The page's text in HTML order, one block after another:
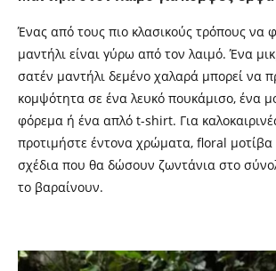
Ένας από τους πιο κλασικούς τρόπους να
μαντήλι είναι γύρω από τον λαιμό. Ένα
σατέν μαντήλι δεμένο χαλαρά μπορεί να
κομψότητα σε ένα λευκό πουκάμισο, ένα
φόρεμα ή ένα απλό t-shirt. Για
προτιμήστε έντονα χρώματα, floral μοτίβα
σχέδια που θα δώσουν ζωντάνια στο
το βαραίνουν.